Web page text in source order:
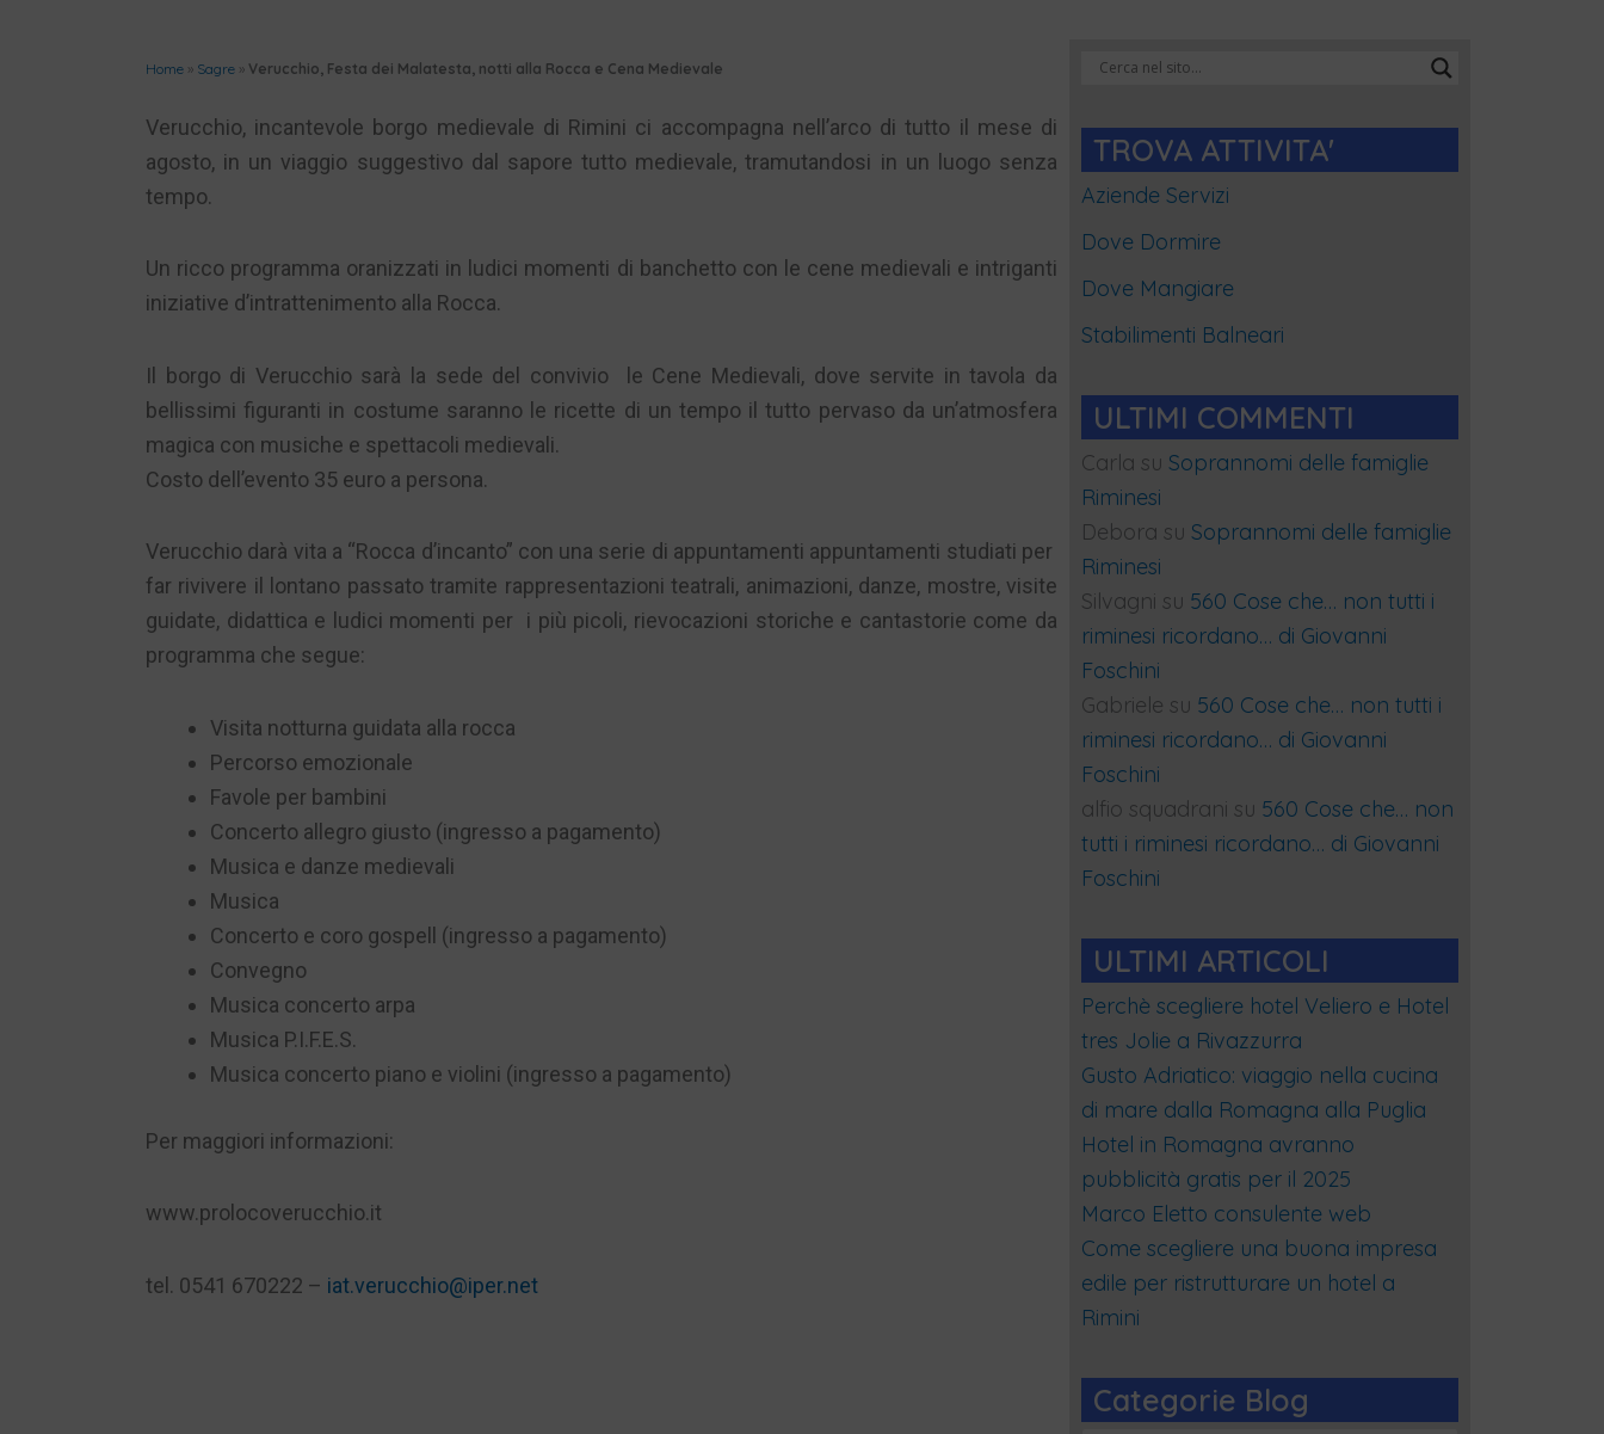
Home » Sagre » Verucchio, Festa dei Malatesta, notti alla Rocca e Cena Medievale
Verucchio, incantevole borgo medievale di Rimini ci accompagna nell’arco di tutto il mese di
agosto, in un viaggio suggestivo dal sapore tutto medievale, tramutandosi in un luogo senza
tempo.
Un ricco programma oranizzati in ludici momenti di banchetto con le cene medievali e intriganti
iniziative d’intrattenimento alla Rocca.
Il borgo di Verucchio sarà la sede del convivio le Cene Medievali, dove servite in tavola da
bellissimi figuranti in costume saranno le ricette di un tempo il tutto pervaso da un’atmosfera
magica con musiche e spettacoli medievali.
Costo dell’evento 35 euro a persona.
Verucchio darà vita a “Rocca d’incanto” con una serie di appuntamenti appuntamenti studiati per
far rivivere il lontano passato tramite rappresentazioni teatrali, animazioni, danze, mostre, visite
guidate, didattica e ludici momenti per i più picoli, rievocazioni storiche e cantastorie come da
programma che segue:
Visita notturna guidata alla rocca
Percorso emozionale
Favole per bambini
Concerto allegro giusto (ingresso a pagamento)
Musica e danze medievali
Musica
Concerto e coro gospell (ingresso a pagamento)
Convegno
Musica concerto arpa
Musica P.I.F.E.S.
Musica concerto piano e violini (ingresso a pagamento)
Per maggiori informazioni:
www.prolocoverucchio.it
tel. 0541 670222 – iat.verucchio@iper.net
TROVA ATTIVITA'
Aziende Servizi
Dove Dormire
Dove Mangiare
Stabilimenti Balneari
ULTIMI COMMENTI
Carla su Soprannomi delle famiglie
Riminesi
Debora su Soprannomi delle famiglie
Riminesi
Silvagni su 560 Cose che… non tutti i
riminesi ricordano… di Giovanni
Foschini
Gabriele su 560 Cose che… non tutti i
riminesi ricordano… di Giovanni
Foschini
alfio squadrani su 560 Cose che… non
tutti i riminesi ricordano… di Giovanni
Foschini
ULTIMI ARTICOLI
Perchè scegliere hotel Veliero e Hotel
tres Jolie a Rivazzurra
Gusto Adriatico: viaggio nella cucina
di mare dalla Romagna alla Puglia
Hotel in Romagna avranno
pubblicità gratis per il 2025
Marco Eletto consulente web
Come scegliere una buona impresa
edile per ristrutturare un hotel a
Rimini
Categorie Blog
Categorie